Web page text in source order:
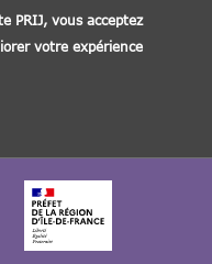
PRIJ, vous acceptez
votre expérience